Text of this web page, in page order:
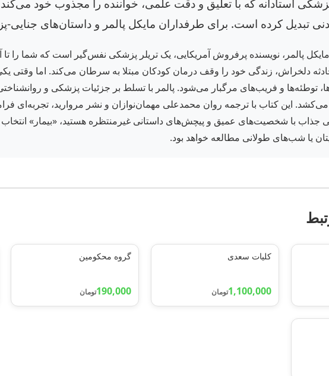
استادانه که با تعلیق و دقت علمی، خواننده را مجذوب خود
تبدیل کرده است. برای طرفداران مایکل پالمر و داستان‌های
مایکل پالمر، نویسنده پرفروش آمریکایی، یک تریلر پزشکی نفس‌گیر است که شما
دلخراش، زندگی خود را وقف درمان کودکان مبتلا به سرطان می‌کند. اما وقتی
توطئه‌ها و فریب‌های مرگبار می‌شود. پالمر با تسلط بر جزئیات پزشکی و
این کتاب با ترجمه روان محمدعلی مهمان‌نوازان و نشر مروارید، تجربه‌ای
یا شب‌های طولانی مطالعه خواهد بود.
کلیات سعدی
1,100,000تومان
گروه محکومین
190,000تومان